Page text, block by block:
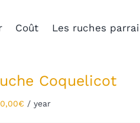
Coût Les ruches
Coquelicot
€ / year